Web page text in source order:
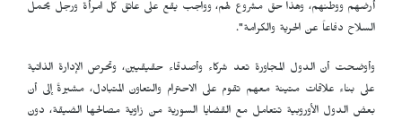
أرضهم ووطنهم، وهذا حق مشروع لهم، وواجب يقع على عاتق كل امرأة ورجل يحمل
السلاح دفاعاً عن الحرية والكرامة".
وأوضحت أن الدول المجاورة تعد شركاء وأصدقاء حقيقيين، وتحرص الإدارة الذاتية
على بناء علاقات متينة معهم تقوم على الاحترام والتعاون المتبادل، مشيرةً إلى أن
بعض الدول الأوروبية تتعامل مع القضايا السورية من زاوية مصالحها الضيقة، دون